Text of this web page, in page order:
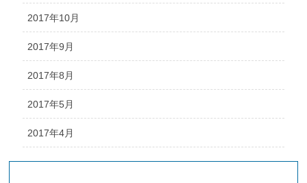
2017年10月
2017年9月
2017年8月
2017年5月
2017年4月